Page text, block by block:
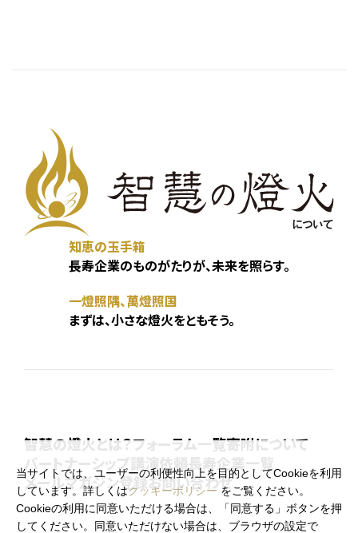
知恵の玉手箱
長寿企業のものがたりが、未来を照らす。
一燈照隅、萬燈照国
まずは、小さな燈火をともそう。
智慧の燈火とは？フォーラム一覧寄附について
パートナーシップ講演依頼長寿企業一覧
メールマガジン登録お問い合わせ
当サイトでは、ユーザーの利便性向上を目的としてCookieを利用
しています。詳しくはクッキーポリシー をご覧ください。
Cookieの利用に同意いただける場合は、「同意する」ボタンを押
してください。同意いただけない場合は、ブラウザの設定で